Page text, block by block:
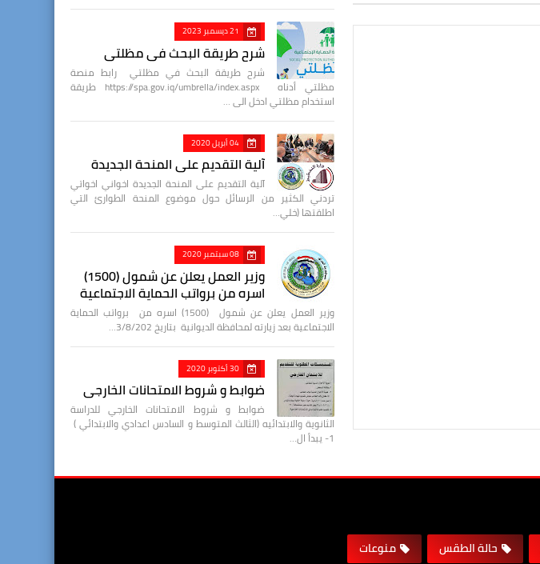
21 ديسمبر 2023
شرح طريقة البحث في مظلتي
شرح طريقة البحث في مظلتي رابط منصة
مظلتي أدناه https://spa.gov.iq/umbrella/index.aspx طريقة
استخدام مظلتي ادخل الى …
04 أبريل 2020
آلية التقديم على المنحة الجديدة
آلية التقديم على المنحة الجديدة اخواني اخواتي
تردني الكثير من الرسائل حول موضوع المنحة الطوارئ التي
اطلقتها (خلي…
08 سبتمبر 2020
وزير العمل يعلن عن شمول (1500)
اسره من برواتب الحماية الاجتماعية
وزير العمل يعلن عن شمول (1500) اسره من برواتب الحماية
الاجتماعية بعد زيارته لمحافظة الديوانية بتاريخ 3/8/202…
30 أكتوبر 2020
ضوابط و شروط الامتحانات الخارجي
ضوابط و شروط الامتحانات الخارجي للدراسة
الثانوية والابتدائيه (الثالث المتوسط و السادس اعدادي والابتدائي )
1- يبدأ ال…
حالة الطقس منوعات